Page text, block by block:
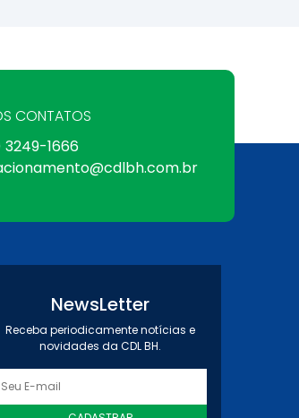
CONTATOS
3249-1666
NewsLetter
Receba periodicamente notícias e
novidades da CDL BH.